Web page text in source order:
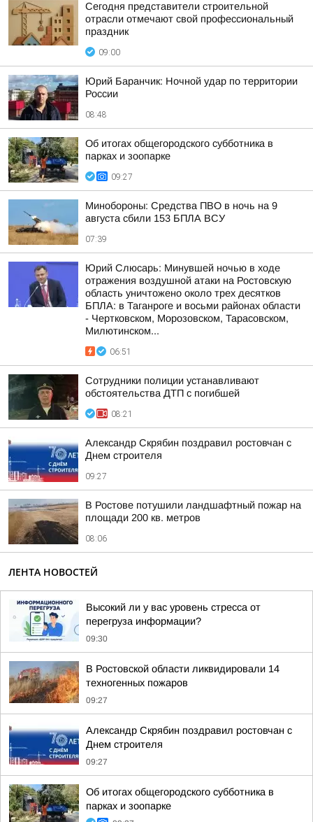
Сегодня представители строительной
отрасли отмечают свой профессиональный
праздник
09:00
Юрий Баранчик: Ночной удар по территории
России
08:48
Об итогах общегородского субботника в
парках и зоопарке
09:27
Минобороны: Средства ПВО в ночь на 9
августа сбили 153 БПЛА ВСУ
07:39
Юрий Слюсарь: Минувшей ночью в ходе
отражения воздушной атаки на Ростовскую
область уничтожено около трех десятков
БПЛА: в Таганроге и восьми районах области
- Чертковском, Морозовском, Тарасовском,
Милютинском...
06:51
Сотрудники полиции устанавливают
обстоятельства ДТП с погибшей
08:21
Александр Скрябин поздравил ростовчан с
Днем строителя
09:27
В Ростове потушили ландшафтный пожар на
площади 200 кв. метров
08:06
ЛЕНТА НОВОСТЕЙ
Высокий ли у вас уровень стресса от
перегруза информации?
09:30
В Ростовской области ликвидировали 14
техногенных пожаров
09:27
Александр Скрябин поздравил ростовчан с
Днем строителя
09:27
Об итогах общегородского субботника в
парках и зоопарке